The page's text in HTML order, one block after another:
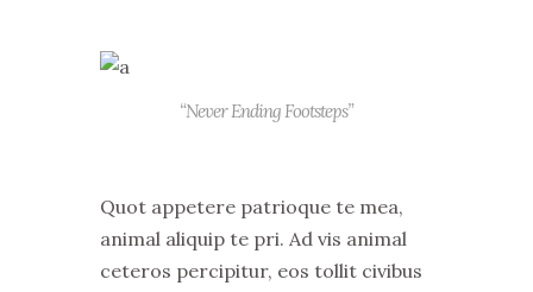
“Never Ending Footsteps”
Quot appetere patrioque te mea,
animal aliquip te pri. Ad vis animal
ceteros percipitur, eos tollit civibus